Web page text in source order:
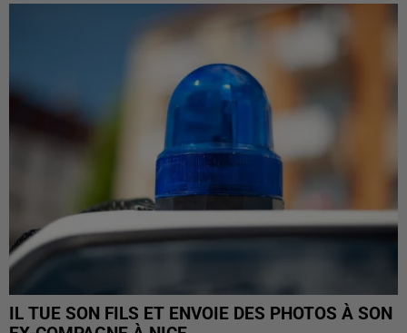
IL TUE SON FILS ET ENVOIE DES PHOTOS À SON